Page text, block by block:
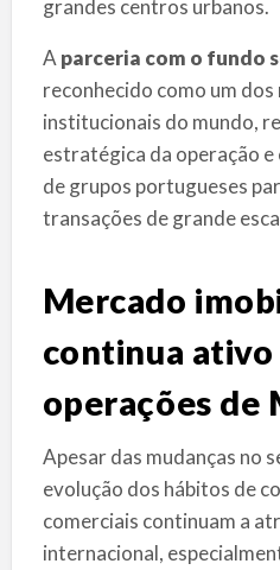
grandes centros urbanos.
A parceria com o fundo
reconhecido como um
institucionais do mundo,
estratégica da operação e
de grupos portugueses
transações de grande
Mercado
continua ativo
operações de
Apesar das mudanças no
evolução dos hábitos de
comerciais continuam a
internacional,